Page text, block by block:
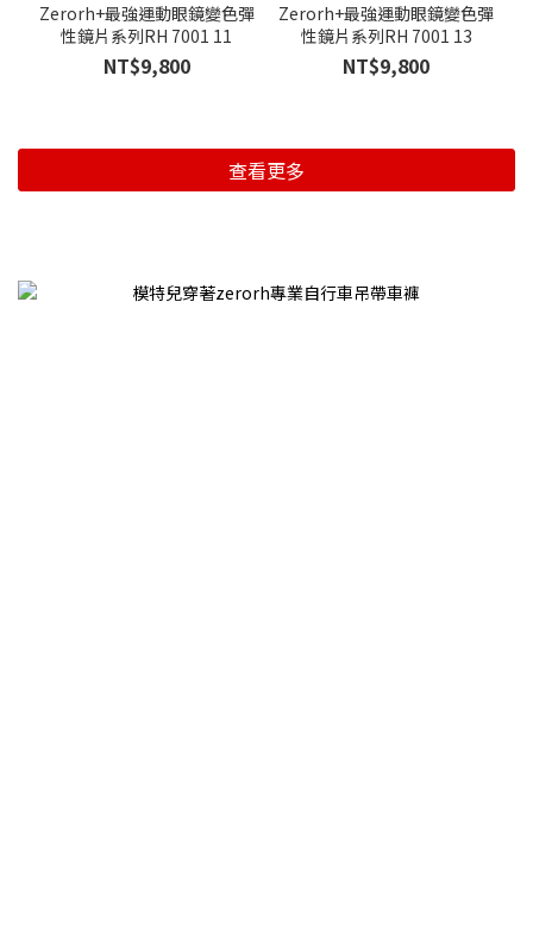
Zerorh+最強運動眼鏡變色彈
性鏡片系列RH 7001 11
NT$9,800
Zerorh+最強運動眼鏡變色彈
性鏡片系列RH 7001 13
NT$9,800
查看更多